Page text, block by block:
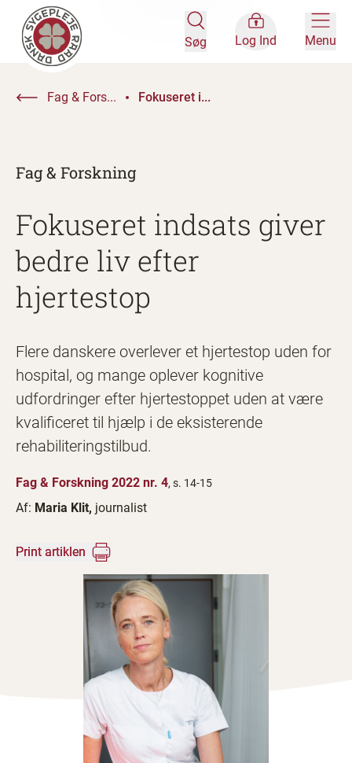
Søg Log Ind Menu
Fag & Fors... Fokuseret i...
Fag & Forskning
Fokuseret indsats giver
bedre liv efter
hjertestop
Flere danskere overlever et hjertestop uden for
hospital, og mange oplever kognitive
udfordringer efter hjertestoppet uden at være
kvalificeret til hjælp i de eksisterende
rehabiliteringstilbud.
Fag & Forskning 2022 nr. 4, s. 14-15
Af: Maria Klit, journalist
Print artiklen